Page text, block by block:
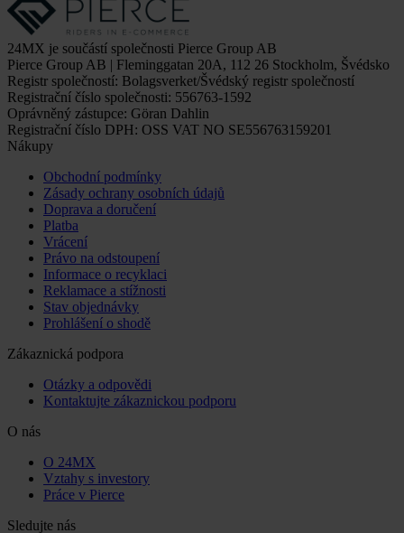
24MX je součástí společnosti Pierce Group AB
Pierce Group AB | Fleminggatan 20A, 112 26 Stockholm, Švédsko
Registr společností: Bolagsverket/Švédský registr společností
Registrační číslo společnosti: 556763-1592
Oprávněný zástupce: Göran Dahlin
Registrační číslo DPH: OSS VAT NO SE556763159201
Nákupy
Obchodní podmínky
Zásady ochrany osobních údajů
Doprava a doručení
Platba
Vrácení
Právo na odstoupení
Informace o recyklaci
Reklamace a stížnosti
Stav objednávky
Prohlášení o shodě
Zákaznická podpora
Otázky a odpovědi
Kontaktujte zákaznickou podporu
O nás
O 24MX
Vztahy s investory
Práce v Pierce
Sledujte nás